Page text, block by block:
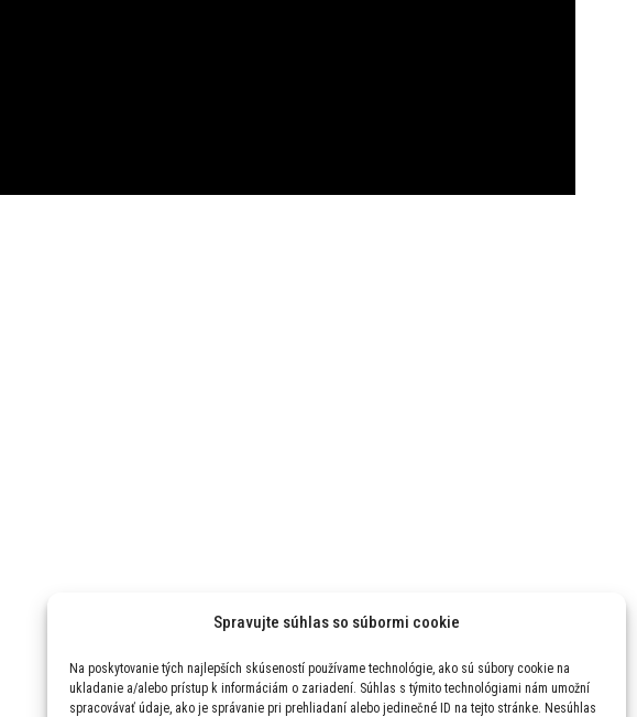
Spravujte súhlas so súbormi cookie
Na poskytovanie tých najlepších skúseností používame technológie, ako sú súbory cookie na
ukladanie a/alebo prístup k informáciám o zariadení. Súhlas s týmito technológiami nám umožní
spracovávať údaje, ako je správanie pri prehliadaní alebo jedinečné ID na tejto stránke. Nesúhlas